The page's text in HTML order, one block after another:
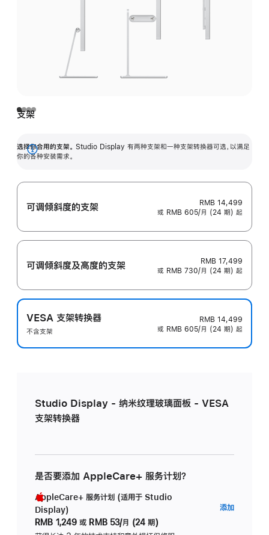
支架
选择你合用的支架。 Studio Display 有两种支架和一种支架转换器可选，以满足
你的各种安装需求。
展
可调倾斜度的支架
RMB 14,499
或 RMB 605/月 (24 期) 起
可调倾斜度及高‍度的支‍架
RMB 17,499
或 RMB 730/月 (24 期) 起
VESA 支架转换器
不含支架
RMB 14,499
或 RMB 605/月 (24 期) 起
Studio Display - 纳米纹理玻璃面板 - VESA
支架转换器
是否要添加 AppleCare+ 服务计划？
AppleCare+ 服务计划 (适用于 Studio
Display)
RMB 1,249 或 RMB 53/月 (24 期)
添加